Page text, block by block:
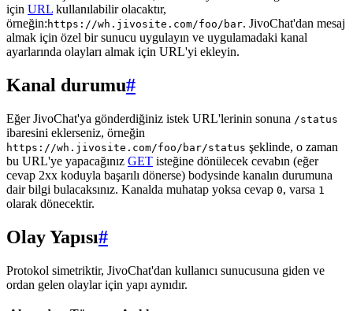
için URL kullanılabilir olacaktır,
örneğin: https://wh.jivosite.com/foo/bar. JivoChat'dan mesaj
almak için özel bir sunucu uygulayın ve uygulamadaki kanal
ayarlarında olayları almak için URL'yi ekleyin.
Kanal durumu#
Eğer JivoChat'ya gönderdiğiniz istek URL'lerinin sonuna /status
ibaresini eklerseniz, örneğin
https://wh.jivosite.com/foo/bar/status şeklinde, o zaman
bu URL'ye yapacağınız GET isteğine dönülecek cevabın (eğer
cevap 2xx koduyla başarılı dönerse) bodysinde kanalın durumuna
dair bilgi bulacaksınız. Kanalda muhatap yoksa cevap 0, varsa 1
olarak dönecektir.
Olay Yapısı#
Protokol simetriktir, JivoChat'dan kullanıcı sunucusuna giden ve
ordan gelen olaylar için yapı aynıdır.